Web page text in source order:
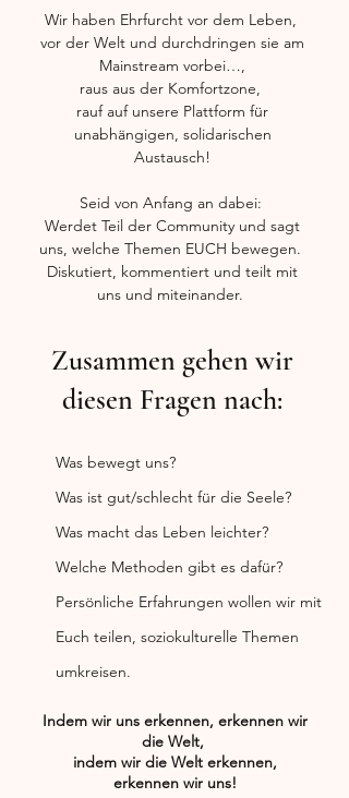
Wir haben Ehrfurcht vor dem Leben,
vor der Welt und durchdringen sie am
Mainstream vorbei…,
raus aus der Komfortzone,
rauf auf unsere Plattform für
unabhängigen, solidarischen
Austausch!
Seid von Anfang an dabei:
Werdet Teil der Community und sagt
uns, welche Themen EUCH bewegen.
Diskutiert, kommentiert und teilt mit
uns und miteinander.
Zusammen gehen wir
diesen Fragen nach:
Was bewegt uns?
Was ist gut/schlecht für die Seele?
Was macht das Leben leichter?
Welche Methoden gibt es dafür?
Persönliche Erfahrungen wollen wir mit
Euch teilen, soziokulturelle Themen
umkreisen.
Indem wir uns erkennen, erkennen wir
die Welt,
indem wir die Welt erkennen,
erkennen wir uns!